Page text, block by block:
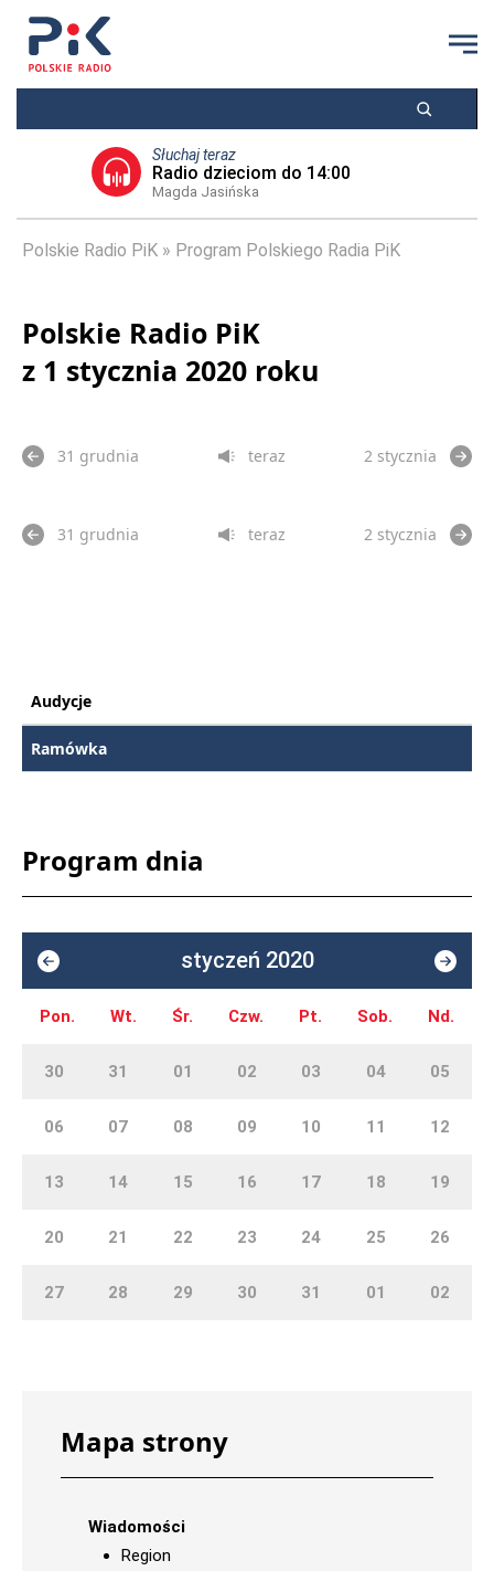
Słuchaj teraz
Radio dzieciom do 14:00
Magda Jasińska
Polskie Radio PiK Program Polskiego Radia PiK
Polskie Radio PiK
z 1 stycznia 2020 roku
31 grudnia teraz 2 stycznia
31 grudnia teraz 2 stycznia
Audycje
Ramówka
Program dnia
styczeń 2020
Pon. Wt. Śr. Czw. Pt. Sob. Nd.
30 31 01 02 03 04 05
06 07 08 09 10 11 12
13 14 15 16 17 18 19
20 21 22 23 24 25 26
27 28 29 30 31 01 02
Mapa strony
Wiadomości
Region